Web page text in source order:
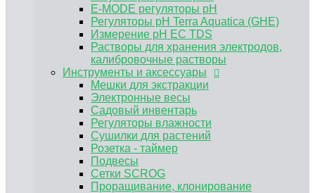
Сетки SCROG
Проращивание, клонирование
E-MODE регуляторы рН
Регуляторы pH Terra Aquatica (GHE)
Измерение pH EC TDS
Растворы для хранения электродов,
калибровочные растворы
Инструменты и аксессуары
Мешки для экстракции
Электронные весы
Садовый инвентарь
Регуляторы влажности
Сушилки для растений
Розетка - таймер
Подвесы
Сетки SCROG
Проращивание, клонирование